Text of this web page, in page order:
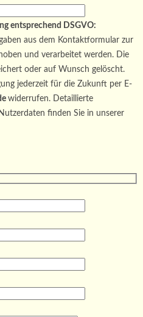
entsprechend DSGVO:
aus dem Kontaktformular zur
und verarbeitet werden. Die
oder auf Wunsch gelöscht.
jederzeit für die Zukunft per E-
widerrufen. Detaillierte
finden Sie in unserer